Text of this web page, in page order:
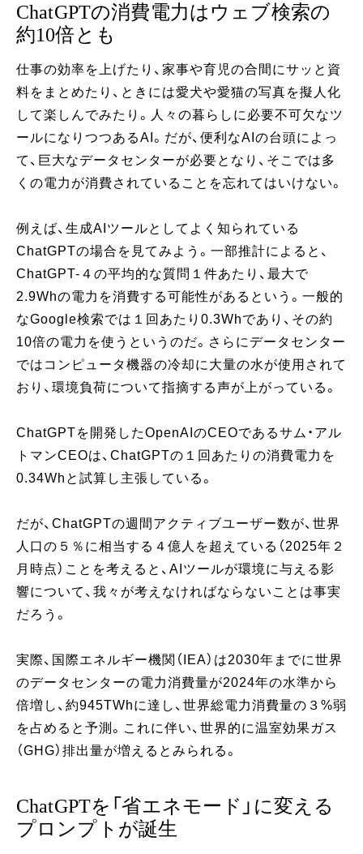
ChatGPTの消費電力はウェブ検索の
約10倍とも
仕事の効率を上げたり、家事や育児の合間にサッと資
料をまとめたり、ときには愛犬や愛猫の写真を擬人化
して楽しんでみたり。人々の暮らしに必要不可欠なツ
ールになりつつあるAI。だが、便利なAIの台頭によっ
て、巨大なデータセンターが必要となり、そこでは多
くの電力が消費されていることを忘れてはいけない。
例えば、生成AIツールとしてよく知られている
ChatGPTの場合を見てみよう。一部推計によると、
ChatGPT-４の平均的な質問１件あたり、最大で
2.9Whの電力を消費する可能性があるという。一般的
なGoogle検索では１回あたり0.3Whであり、その約
10倍の電力を使うというのだ。さらにデータセンター
ではコンピュータ機器の冷却に大量の水が使用されて
おり、環境負荷について指摘する声が上がっている。
ChatGPTを開発したOpenAIのCEOであるサム・アル
トマンCEOは、ChatGPTの１回あたりの消費電力を
0.34Whと試算し主張している。
だが、ChatGPTの週間アクティブユーザー数が、世界
人口の５％に相当する４億人を超えている（2025年２
月時点）ことを考えると、AIツールが環境に与える影
響について、我々が考えなければならないことは事実
だろう。
実際、国際エネルギー機関（IEA）は2030年までに世界
のデータセンターの電力消費量が2024年の水準から
倍増し、約945TWhに達し、世界総電力消費量の３%弱
を占めると予測。これに伴い、世界的に温室効果ガス
（GHG）排出量が増えるとみられる。
ChatGPTを「省エネモード」に変える
プロンプトが誕生